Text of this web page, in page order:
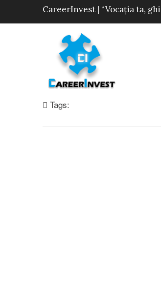
CareerInvest | “Vocația ta,
Tags: